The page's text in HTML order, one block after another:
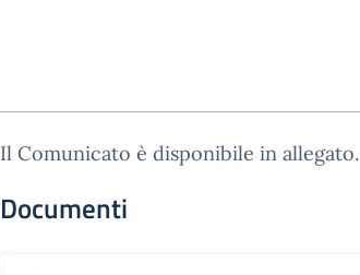
Il Comunicato è disponibile in allegato.
Documenti